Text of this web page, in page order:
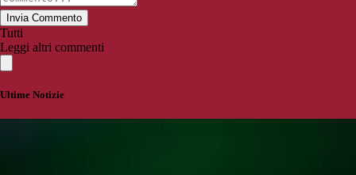
Invia Commento
Tutti
Leggi altri commenti
Ultime Notizie